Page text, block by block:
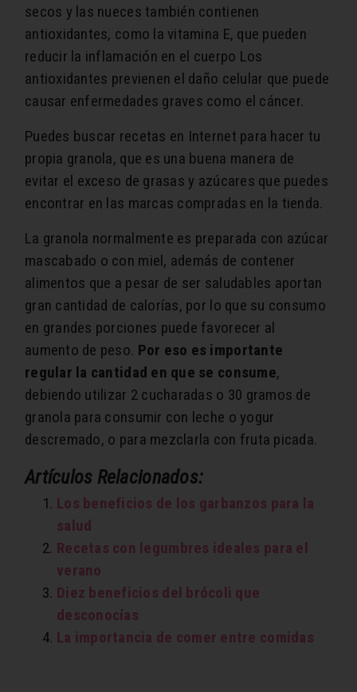
secos y las nueces también contienen
antioxidantes, como la vitamina E, que pueden
reducir la inflamación en el cuerpo Los
antioxidantes previenen el daño celular que puede
causar enfermedades graves como el cáncer.
Puedes buscar recetas en Internet para hacer tu
propia granola, que es una buena manera de
evitar el exceso de grasas y azúcares que puedes
encontrar en las marcas compradas en la tienda.
La granola normalmente es preparada con azúcar
mascabado o con miel, además de contener
alimentos que a pesar de ser saludables aportan
gran cantidad de calorías, por lo que su consumo
en grandes porciones puede favorecer al
aumento de peso. Por eso es importante
regular la cantidad en que se consume,
debiendo utilizar 2 cucharadas o 30 gramos de
granola para consumir con leche o yogur
descremado, o para mezclarla con fruta picada.
Artículos Relacionados:
Los beneficios de los garbanzos para la
salud
Recetas con legumbres ideales para el
verano
Diez beneficios del brócoli que
desconocías
La importancia de comer entre comidas